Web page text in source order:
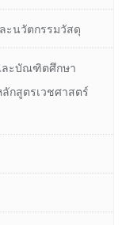
ะนวัตกรรมวัสดุ
ละบัณฑิตศึกษา
กสูตรเวชศาสตร์